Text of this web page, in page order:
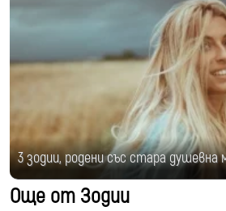
3 зодии, родени със стара душевна
Още от Зодии